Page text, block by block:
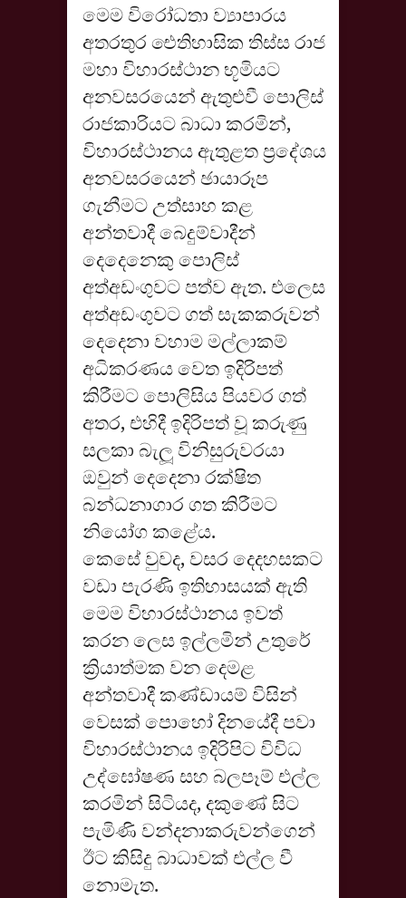
මෙම විරෝධතා ව්‍යාපාරය
අතරතුර ඓතිහාසික තිස්ස රාජ
මහා විහාරස්ථාන භූමියට
අනවසරයෙන් ඇතුළුවී පොලිස්
රාජකාරියට බාධා කරමින්,
විහාරස්ථානය ඇතුළත ප්‍රදේශය
අනවසරයෙන් ඡායාරූප
ගැනීමට උත්සාහ කළ
අන්තවාදී බෙදුම්වාදීන්
දෙදෙනෙකු පොලිස්
අත්අඩංගුවට පත්ව ඇත. එලෙස
අත්අඩංගුවට ගත් සැකකරුවන්
දෙදෙනා වහාම මල්ලාකම්
අධිකරණය වෙත ඉදිරිපත්
කිරීමට පොලිසිය පියවර ගත්
අතර, එහිදී ඉදිරිපත් වූ කරුණු
සලකා බැලූ විනිසුරුවරයා
ඔවුන් දෙදෙනා රක්ෂිත
බන්ධනාගාර ගත කිරීමට
නියෝග කළේය.
කෙසේ වුවද, වසර දෙදහසකට
වඩා පැරණි ඉතිහාසයක් ඇති
මෙම විහාරස්ථානය ඉවත්
කරන ලෙස ඉල්ලමින් උතුරේ
ක්‍රියාත්මක වන දෙමළ
අන්තවාදී කණ්ඩායම් විසින්
වෙසක් පොහෝ දිනයේදී පවා
විහාරස්ථානය ඉදිරිපිට විවිධ
උද්ඝෝෂණ සහ බලපෑම් එල්ල
කරමින් සිටියද, දකුණේ සිට
පැමිණි වන්දනාකරුවන්ගෙන්
ඊට කිසිදු බාධාවක් එල්ල වී
නොමැත.